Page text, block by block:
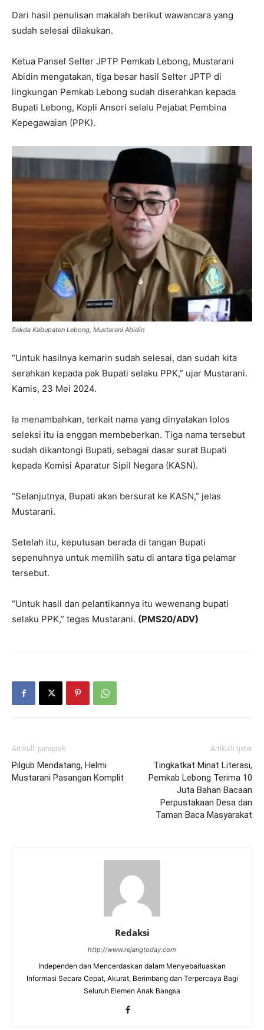
Dari hasil penulisan makalah berikut wawancara yang
sudah selesai dilakukan.
Ketua Pansel Selter JPTP Pemkab Lebong, Mustarani
Abidin mengatakan, tiga besar hasil Selter JPTP di
lingkungan Pemkab Lebong sudah diserahkan kepada
Bupati Lebong, Kopli Ansori selalu Pejabat Pembina
Kepegawaian (PPK).
Sekda Kabupaten Lebong, Mustarani Abidin
“Untuk hasilnya kemarin sudah selesai, dan sudah kita
serahkan kepada pak Bupati selaku PPK,” ujar Mustarani.
Kamis, 23 Mei 2024.
Ia menambahkan, terkait nama yang dinyatakan lolos
seleksi itu ia enggan membeberkan. Tiga nama tersebut
sudah dikantongi Bupati, sebagai dasar surat Bupati
kepada Komisi Aparatur Sipil Negara (KASN).
“Selanjutnya, Bupati akan bersurat ke KASN,” jelas
Mustarani.
Setelah itu, keputusan berada di tangan Bupati
sepenuhnya untuk memilih satu di antara tiga pelamar
tersebut.
“Untuk hasil dan pelantikannya itu wewenang bupati
selaku PPK,” tegas Mustarani. (PMS20/ADV)
Artikulli paraprak
Pilgub Mendatang, Helmi
Mustarani Pasangan Komplit
Artikulli tjetër
Tingkatkat Minat Literasi,
Pemkab Lebong Terima 10
Juta Bahan Bacaan
Perpustakaan Desa dan
Taman Baca Masyarakat
Redaksi
http://www.rejangtoday.com
Independen dan Mencerdaskan dalam Menyebarluaskan
Informasi Secara Cepat, Akurat, Berimbang dan Terpercaya Bagi
Seluruh Elemen Anak Bangsa